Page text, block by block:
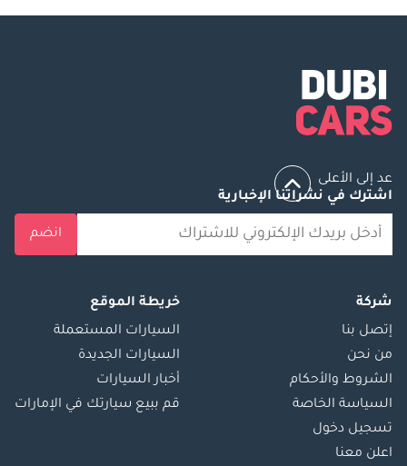
عد إلى الأعلى
اشترك في نشراتنا الإخبارية
انضم
شركة
إتصل بنا
من نحن
الشروط والأحكام
السياسة الخاصة
تسجيل دخول
اعلن معنا
خريطة الموقع
السيارات المستعملة
السيارات الجديدة
أخبار السيارات
قم ببيع سيارتك في الإمارات